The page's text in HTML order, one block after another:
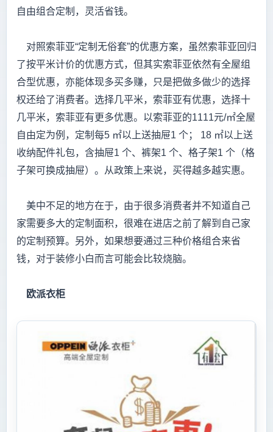
自由组合定制，灵活省钱。
对照索菲亚“定制无俗套”的优惠方案，虽然索菲亚回归
了按平米计价的优惠方式，但其实索菲亚依然有全屋组
合型优惠，亦能体现多买多赚，只是把做多做少的选择
权还给了消费者。选择几平米，索菲亚有优惠，选择十
几平米，索菲亚有更多优惠。以索菲亚的1111元/㎡全屋
自由定为例，定制每5 ㎡以上送抽屉1 个； 18 ㎡以上送
收纳配件礼包，含抽屉1 个、裤架1 个、格子架1 个（格
子架可换成抽屉）。从政策上来说，买得越多越实惠。
美中不足的地方在于，由于很多消费者并不知道自己
家需要多大的定制面积，很难在进店之前了解到自己家
的定制预算。另外，如果想要通过三种价格组合来省
钱，对于装修小白而言可能会比较烧脑。
欧派衣柜